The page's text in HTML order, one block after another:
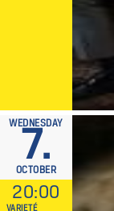
WEDNESDAY
7.
OCTOBER
20:00
VARIETÉ